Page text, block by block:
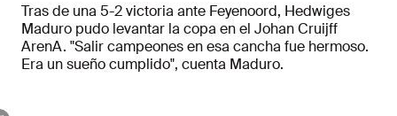
Tras de una 5-2 victoria ante Feyenoord, Hedwiges
Maduro pudo levantar la copa en el Johan Cruijff
ArenA. "Salir campeones en esa cancha fue hermoso.
Era un sueño cumplido", cuenta Maduro.